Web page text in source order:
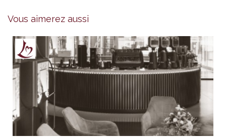
Vous aimerez aussi